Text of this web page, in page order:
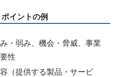
イントの例
・弱み、機会・脅威、事業
性
（提供する製品・サービ